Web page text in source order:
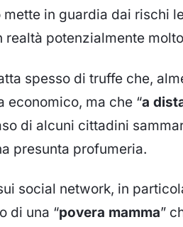
mette in guardia dai rischi
potenzialmente
spesso di truffe che,
ma che “a
di alcuni cittadini
presunta profumeria.
social network, in
di una “povera mamma”